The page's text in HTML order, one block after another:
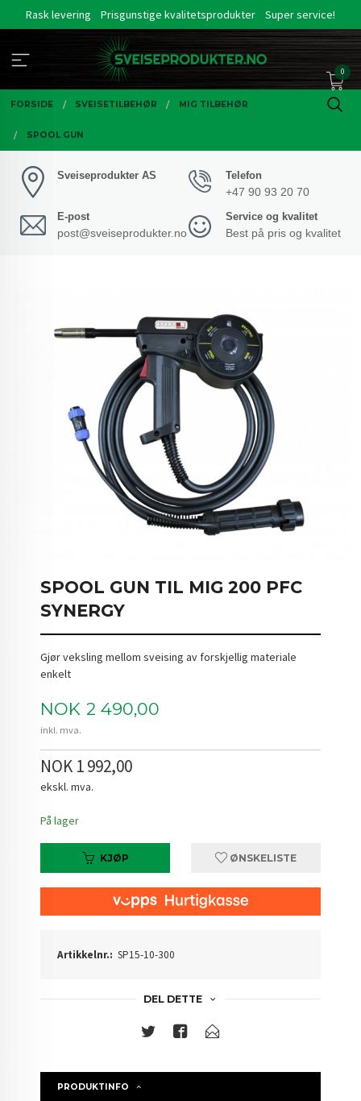
Rask levering Prisgunstige kvalitetsprodukter Super service!
0
FORSIDE SVEISETILBEHØR MIG TILBEHØR
SPOOL GUN
Sveiseprodukter AS Telefon
+47 90 93 20 70
E-post
post@sveiseprodukter.no
Service og kvalitet
Best på pris og kvalitet
SPOOL GUN TIL MIG 200 PFC
SYNERGY
Gjør veksling mellom sveising av forskjellig materiale
enkelt
Pris
NOK 2 490,00
inkl. mva.
NOK 1 992,00
ekskl. mva.
På lager
KJØP ØNSKELISTE
Artikkelnr.: SP15-10-300
DEL DETTE
PRODUKTINFO